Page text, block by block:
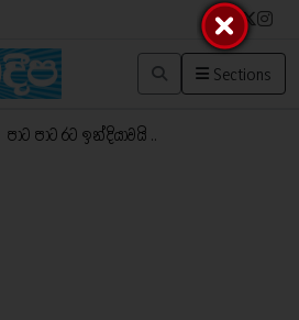
Sections
පාට පාට රට ඉන්දියාවයි ..